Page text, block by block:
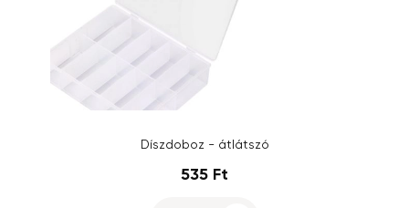
Díszdoboz - átlátszó
535 Ft